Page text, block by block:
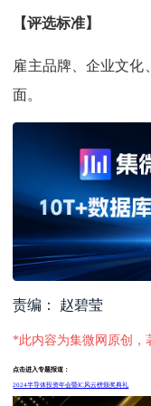
【评选标准】
雇主品牌、企业文
面。
责编： 赵碧莹
*此内容为集微网原创，
点击进入专题报道：
2024半导体投资年会暨IC风云榜颁奖典礼